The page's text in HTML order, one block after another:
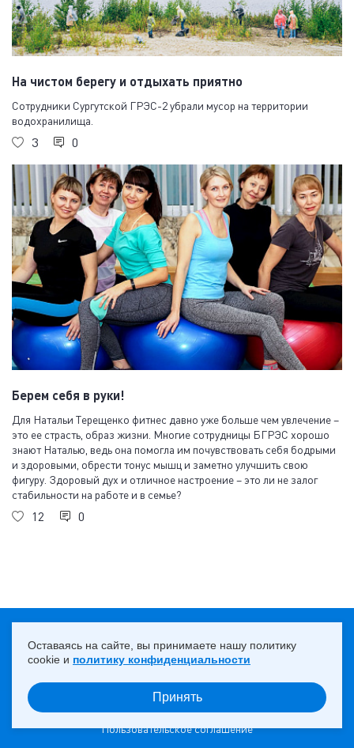
На чистом берегу и отдыхать приятно
Сотрудники Сургутской ГРЭС-2 убрали мусор на территории
водохранилища.
3 0
Берем себя в руки!
Для Натальи Терещенко фитнес давно уже больше чем увлечение –
это ее страсть, образ жизни. Многие сотрудницы БГРЭС хорошо
знают Наталью, ведь она помогла им почувствовать себя бодрыми
и здоровыми, обрести тонус мышц и заметно улучшить свою
фигуру. Здоровый дух и отличное настроение – это ли не залог
стабильности на работе и в семье?
12 0
© 2013 — 2026 ПАО «Юнипро»
Пользовательское соглашение
НАВЕРХ ↑
Оставаясь на сайте, вы принимаете нашу политику
cookie и политику конфиденциальности
Принять